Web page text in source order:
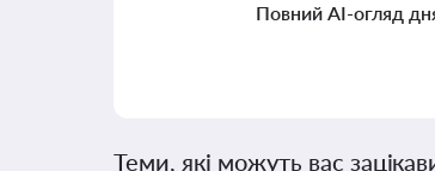
Повний AI-огляд
Теми, які можуть вас